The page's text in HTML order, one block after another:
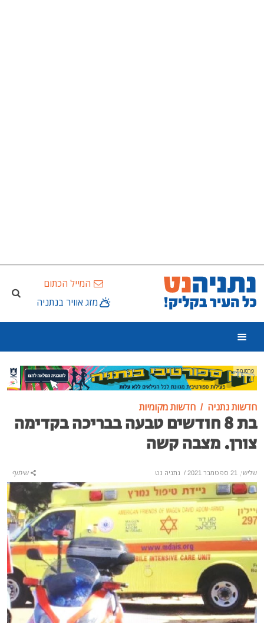
המייל הכתום
מזג אוויר בנתניה
פרסומת
חדשות נתניה חדשות מקומיות
בת 8 חודשים טבעה בבריכה בקדימה
צורן. מצבה קשה
שלישי, 21 ספטמבר 2021 / נתניה נט שיתוף